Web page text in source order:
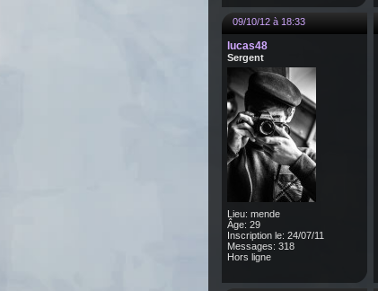
09/10/12 à 18:33
lucas48
Sergent
Lieu: mende
Âge: 29
Inscription le: 24/07/11
Messages: 318
Hors ligne